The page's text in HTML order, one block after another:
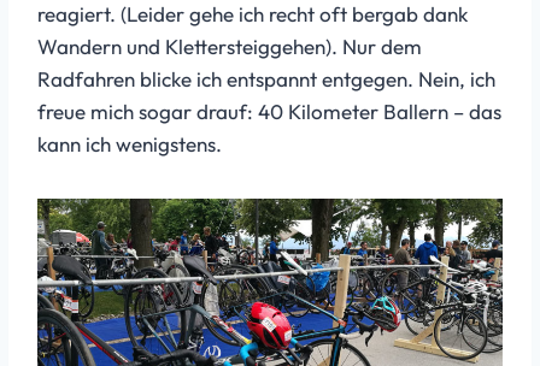
reagiert. (Leider gehe ich recht oft bergab dank
Wandern und Klettersteiggehen). Nur dem
Radfahren blicke ich entspannt entgegen. Nein, ich
freue mich sogar drauf: 40 Kilometer Ballern – das
kann ich wenigstens.